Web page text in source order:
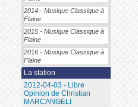
2014 - Musique Classique à
Flaine
2015 - Musique Classique à
Flaine
2016 - Musique Classique à
Flaine
La station
2012-04-03 - Libre
Opinion de Christian
MARCANGELI